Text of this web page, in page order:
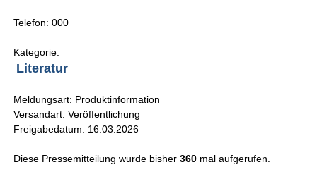
Telefon: 000
Kategorie:
Literatur
Meldungsart: Produktinformation
Versandart: Veröffentlichung
Freigabedatum: 16.03.2026
Diese Pressemitteilung wurde bisher360 mal aufgerufen.